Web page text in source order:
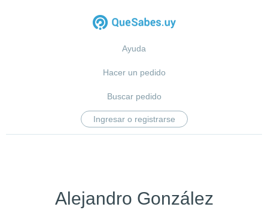
Ayuda
Hacer un pedido
Buscar pedido
Ingresar o registrarse
Alejandro González